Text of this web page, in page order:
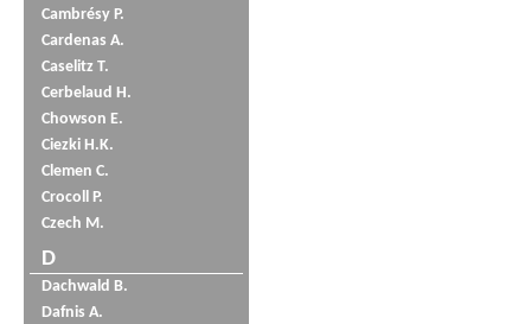
Cambrésy P.
Cardenas A.
Caselitz T.
Cerbelaud H.
Chowson E.
Ciezki H.K.
Clemen C.
Crocoll P.
Czech M.
D
Dachwald B.
Dafnis A.